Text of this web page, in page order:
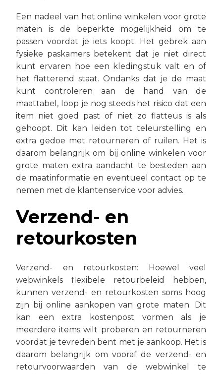
Een nadeel van het online winkelen voor grote
maten is de beperkte mogelijkheid om te
passen voordat je iets koopt. Het gebrek aan
fysieke paskamers betekent dat je niet direct
kunt ervaren hoe een kledingstuk valt en of
het flatterend staat. Ondanks dat je de maat
kunt controleren aan de hand van de
maattabel, loop je nog steeds het risico dat een
item niet goed past of niet zo flatteus is als
gehoopt. Dit kan leiden tot teleurstelling en
extra gedoe met retourneren of ruilen. Het is
daarom belangrijk om bij online winkelen voor
grote maten extra aandacht te besteden aan
de maatinformatie en eventueel contact op te
nemen met de klantenservice voor advies.
Verzend- en
retourkosten
Verzend- en retourkosten: Hoewel veel
webwinkels flexibele retourbeleid hebben,
kunnen verzend- en retourkosten soms hoog
zijn bij online aankopen van grote maten. Dit
kan een extra kostenpost vormen als je
meerdere items wilt proberen en retourneren
voordat je tevreden bent met je aankoop. Het is
daarom belangrijk om vooraf de verzend- en
retourvoorwaarden van de webwinkel te